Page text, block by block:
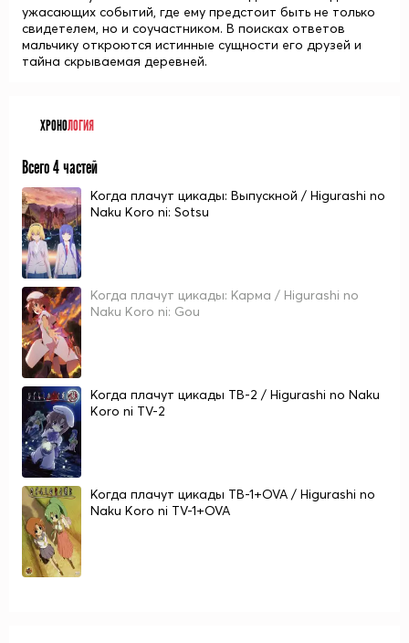
ужасающих событий, где ему предстоит быть не только
свидетелем, но и соучастником. В поисках ответов
мальчику откроются истинные сущности его друзей и
тайна скрываемая деревней.
ХРОНОЛОГИЯ
Всего 4 частей
Когда плачут цикады: Выпускной / Higurashi no
Naku Koro ni: Sotsu
Когда плачут цикады: Карма / Higurashi no
Naku Koro ni: Gou
Когда плачут цикады ТВ-2 / Higurashi no Naku
Koro ni TV-2
Когда плачут цикады ТВ-1+OVA / Higurashi no
Naku Koro ni TV-1+OVA